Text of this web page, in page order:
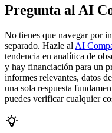
Pregunta al AI
No tienes que navegar por
separado. Hazle al AI
tendencia en analítica de
y hay financiación para un
informes relevantes, datos
una sola respuesta
puedes verificar cualquier